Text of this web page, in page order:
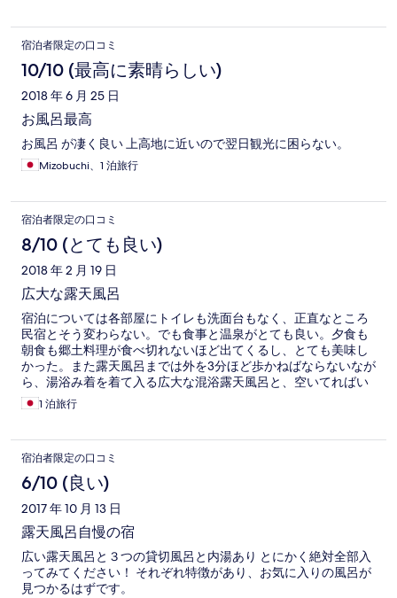
宿泊者限定の口コミ
10/10 (最高に素晴らしい)
2018 年 6 月 25 日
お風呂最高
お風呂 が凄く良い 上高地に近いので翌日観光に困らない。
Mizobuchi、1 泊旅行
宿泊者限定の口コミ
8/10 (とても良い)
2018 年 2 月 19 日
広大な露天風呂
宿泊については各部屋にトイレも洗面台もなく、正直なところ
民宿とそう変わらない。でも食事と温泉がとても良い。夕食も
朝食も郷土料理が食べ切れないほど出てくるし、とても美味し
かった。また露天風呂までは外を3分ほど歩かねばならないなが
ら、湯浴み着を着て入る広大な混浴露天風呂と、空いてればい
たでも入れる家族露天風呂のどちらも素晴らしかった。露天風
呂で風呂酒が飲める事をもう少し大きく宣伝して欲しかった。
1 泊旅行
宿泊者限定の口コミ
6/10 (良い)
2017 年 10 月 13 日
露天風呂自慢の宿
広い露天風呂と３つの貸切風呂と内湯あり とにかく絶対全部入
ってみてください！ それぞれ特徴があり、お気に入りの風呂が
見つかるはずです。